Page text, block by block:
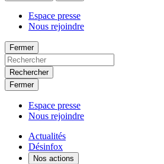
Espace presse
Nous rejoindre
Fermer
Rechercher
Fermer
Espace presse
Nous rejoindre
Actualités
Désinfox
Nos actions